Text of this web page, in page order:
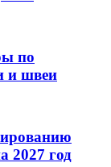
по
и швеи
2027 год